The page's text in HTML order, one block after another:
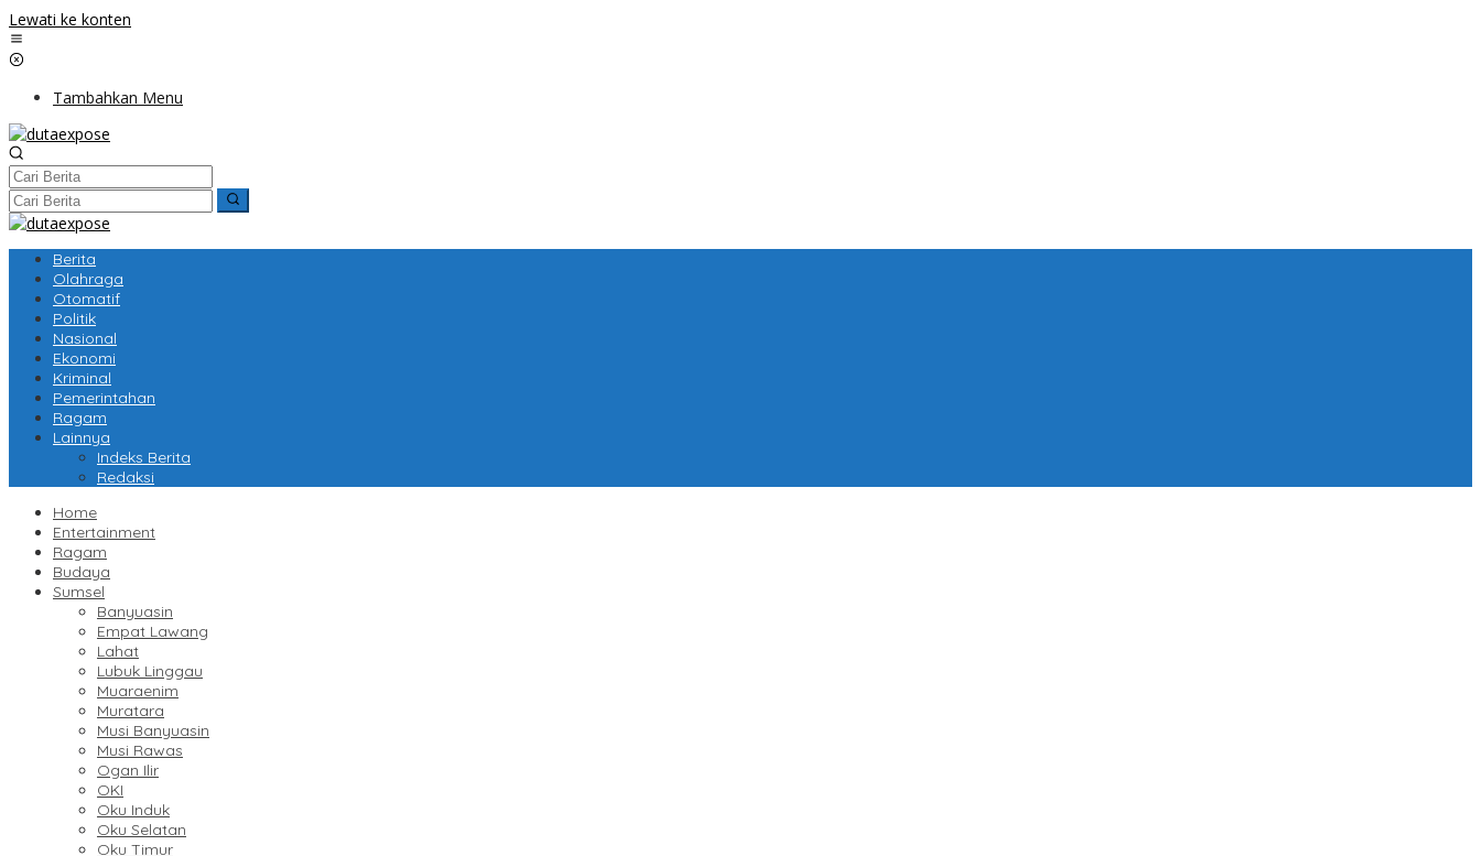
Lewati ke konten
Tambahkan Menu
Berita
Olahraga
Otomatif
Politik
Nasional
Ekonomi
Kriminal
Pemerintahan
Ragam
Lainnya
Indeks Berita
Redaksi
Home
Entertainment
Ragam
Budaya
Sumsel
Banyuasin
Empat Lawang
Lahat
Lubuk Linggau
Muaraenim
Muratara
Musi Banyuasin
Musi Rawas
Ogan Ilir
OKI
Oku Induk
Oku Selatan
Oku Timur